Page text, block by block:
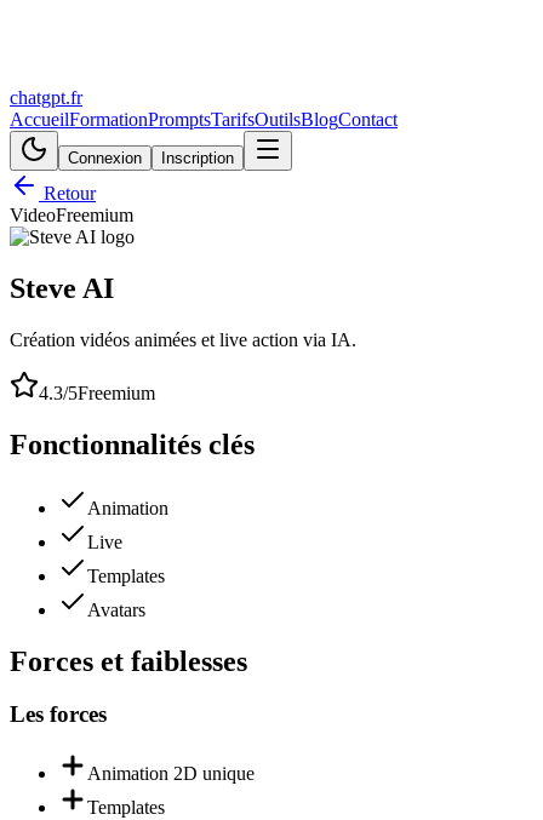
chatgpt.fr
AccueilFormationPromptsTarifsOutilsBlogContact
Connexion Inscription
Retour
VideoFreemium
Steve AI
Création vidéos animées et live action via IA.
4.3/5Freemium
Fonctionnalités clés
Animation
Live
Templates
Avatars
Forces et faiblesses
Les forces
Animation 2D unique
Templates